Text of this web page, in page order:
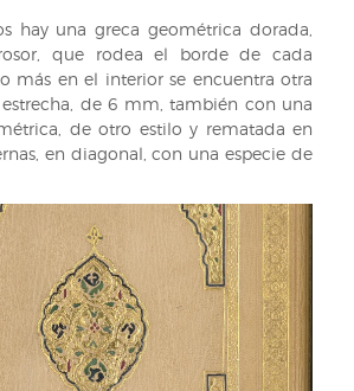
hay una greca geométrica dorada,
que rodea el borde de cada
más en el interior se encuentra otra
de 6 mm, también con una
de otro estilo y rematada en
en diagonal, con una especie de